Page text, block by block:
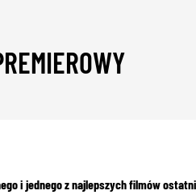
i jednego z najlepszych filmów